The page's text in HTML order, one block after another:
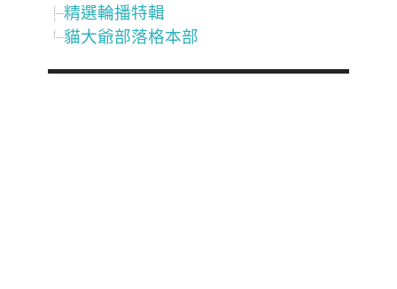
精選輪播特輯
貓大爺部落格本部